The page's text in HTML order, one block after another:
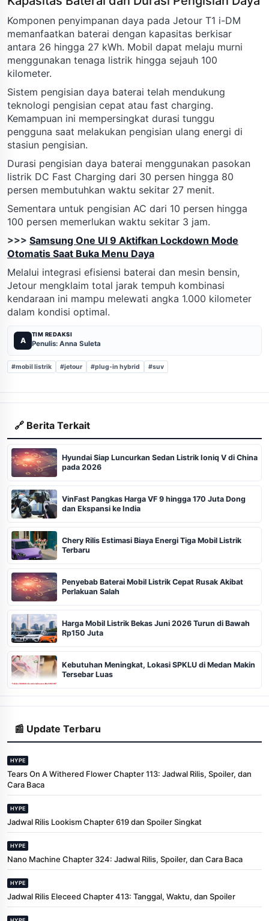
Komponen penyimpanan daya pada Jetour T1 i-DM
memanfaatkan baterai dengan kapasitas berkisar
antara 26 hingga 27 kWh. Mobil dapat melaju murni
menggunakan tenaga listrik hingga sejauh 100
kilometer.
Sistem pengisian daya baterai telah mendukung
teknologi pengisian cepat atau fast charging.
Kemampuan ini mempersingkat durasi tunggu
pengguna saat melakukan pengisian ulang energi di
stasiun pengisian.
Durasi pengisian daya baterai menggunakan pasokan
listrik DC Fast Charging dari 30 persen hingga 80
persen membutuhkan waktu sekitar 27 menit.
Sementara untuk pengisian AC dari 10 persen hingga
100 persen memerlukan waktu sekitar 3 jam.
>>> Samsung One UI 9 Aktifkan Lockdown Mode
Otomatis Saat Buka Menu Daya
Melalui integrasi efisiensi baterai dan mesin bensin,
Jetour mengklaim total jarak tempuh kombinasi
kendaraan ini mampu melewati angka 1.000 kilometer
dalam kondisi optimal.
A
TIM REDAKSI
Penulis: Anna Suleta
#mobil listrik #jetour #plug-in hybrid #suv
🔗 Berita Terkait
Hyundai Siap Luncurkan Sedan Listrik Ioniq V di China
pada 2026
VinFast Pangkas Harga VF 9 hingga 170 Juta Dong
dan Ekspansi ke India
Chery Rilis Estimasi Biaya Energi Tiga Mobil Listrik
Terbaru
Penyebab Baterai Mobil Listrik Cepat Rusak Akibat
Perlakuan Salah
Harga Mobil Listrik Bekas Juni 2026 Turun di Bawah
Rp150 Juta
Kebutuhan Meningkat, Lokasi SPKLU di Medan Makin
Tersebar Luas
📰 Update Terbaru
HYPE
Tears On A Withered Flower Chapter 113: Jadwal Rilis, Spoiler, dan
Cara Baca
HYPE
Jadwal Rilis Lookism Chapter 619 dan Spoiler Singkat
HYPE
Nano Machine Chapter 324: Jadwal Rilis, Spoiler, dan Cara Baca
HYPE
Jadwal Rilis Eleceed Chapter 413: Tanggal, Waktu, dan Spoiler